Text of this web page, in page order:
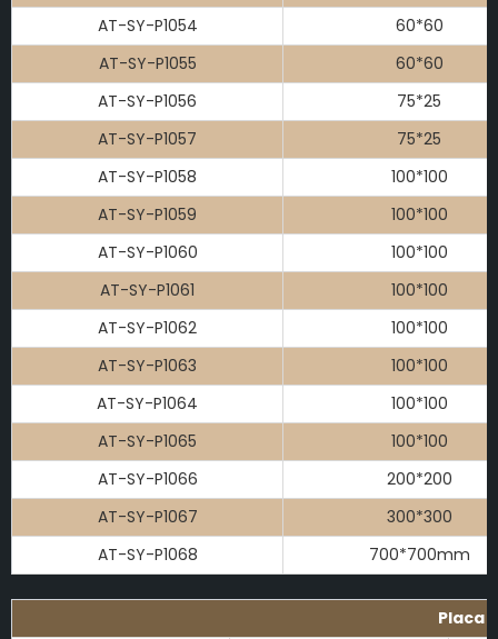
AT-SY-P1054
60*60
AT-SY-P1055
60*60
AT-SY-P1056
75*25
AT-SY-P1057
75*25
AT-SY-P1058
100*100
AT-SY-P1059
100*100
AT-SY-P1060
100*100
AT-SY-P1061
100*100
AT-SY-P1062
100*100
AT-SY-P1063
100*100
AT-SY-P1064
100*100
AT-SY-P1065
100*100
AT-SY-P1066
200*200
AT-SY-P1067
300*300
AT-SY-P1068
700*700mm
Placa